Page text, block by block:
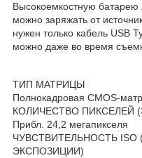
Высокоемкостную
можно заряжать от
нужен только кабель USB
можно даже во время
ТИП МАТРИЦЫ
Полнокадровая CMOS-
КОЛИЧЕСТВО ПИКСЕЛЕЙ
Прибл. 24,2 мегапикселя
ЧУВСТВИТЕЛЬНОСТЬ
ЭКСПОЗИЦИИ)